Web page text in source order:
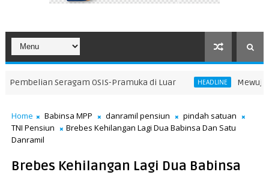
Seragam OSIS-Pramuka di Luar HEADLINE
Home Babinsa MPP danramil pensiun
pindah satuan
TNI Pensiun
Brebes Kehilangan Lagi Dua Babinsa Dan Satu
Danramil
Brebes Kehilangan Lagi Dua Babinsa